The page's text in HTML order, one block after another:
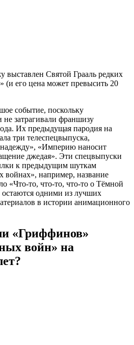
выставлен Святой Грааль редких
(и его цена может превысить 20
событие, поскольку
затрагивали франшизу
Их предыдущая пародия на
три телеспецвыпуска,
«Империю наносит
джедая». Эти спецвыпуски
к предыдущим шуткам
войнах», например, название
«Что-то, что-то, что-то о Тёмной
одними из лучших
в истории анимационного
«Гриффинов»
войн» на